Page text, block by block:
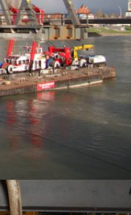
SUR LE RHIN